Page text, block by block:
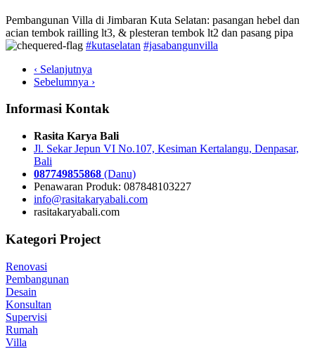
Pembangunan Villa di Jimbaran Kuta Selatan: pasangan hebel dan
acian tembok railling lt3, & plesteran tembok lt2 dan pasang pipa
#kutaselatan #jasabangunvilla
‹ Selanjutnya
Sebelumnya ›
Informasi Kontak
Rasita Karya Bali
Jl. Sekar Jepun VI No.107, Kesiman Kertalangu, Denpasar,
Bali
087749855868 (Danu)
Penawaran Produk: 087848103227
info@rasitakaryabali.com
rasitakaryabali.com
Kategori Project
Renovasi
Pembangunan
Desain
Konsultan
Supervisi
Rumah
Villa